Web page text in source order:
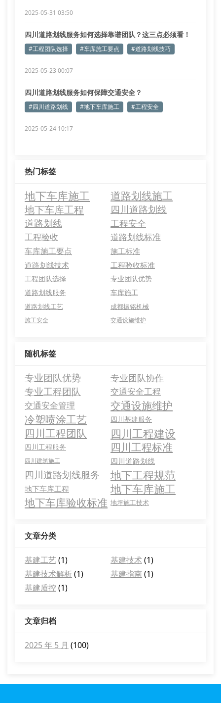
2025-05-31 03:50
四川道路划线服务如何选择靠谱团队？这三点必须看！
#工程团队选择 #车库施工要点 #道路划线技巧
2025-05-23 00:07
四川道路划线服务如何保障交通安全？
#四川道路划线 #地下车库施工 #工程安全
2025-05-24 10:17
热门标签
地下车库施工
道路划线施工
地下车库工程
四川道路划线
道路划线 工程安全
工程验收 道路划线标准
车库施工要点
施工标准
道路划线技术
工程验收标准
工程团队选择
专业团队优势
道路划线服务
车库施工
道路划线工艺 成都振铭机械
施工安全 交通设施维护
随机标签
专业团队优势 专业团队协作
专业工程团队
交通安全工程
交通安全管理
交通设施维护
冷塑喷涂工艺
四川基建服务
四川工程团队 四川工程建设
四川工程服务 四川工程标准
四川建筑施工 四川道路划线
四川道路划线服务 地下工程规范
地下车库工程 地下车库施工
地下车库验收标准 地坪施工技术
文章分类
基建工艺(1) 基建技术(1)
基建技术解析(1) 基建指南(1)
基建质控 (1)
文章归档
2025 年 5 月 (100)